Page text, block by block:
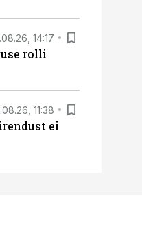
14:17
rolli
11:38
ei